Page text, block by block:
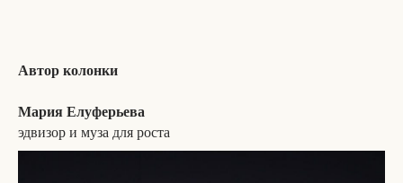
Автор колонки
Мария Елуферьева
эдвизор и муза для роста